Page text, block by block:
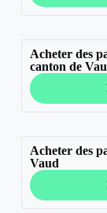
Acheter des
canton de
Acheter des
Vaud